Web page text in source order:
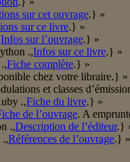
sur cet ouvrage.} »
sur ce livre.} »
Infos sur l’ouvrage.} »
.,Infos sur ce livre.} »
Fiche complète.} »
chez votre libraire.} »
et classes
.,Fiche du livre.} »
de l’ouvrage. A
.,Description de l’éditeur.}
.,Références de l’ouvrage.} »